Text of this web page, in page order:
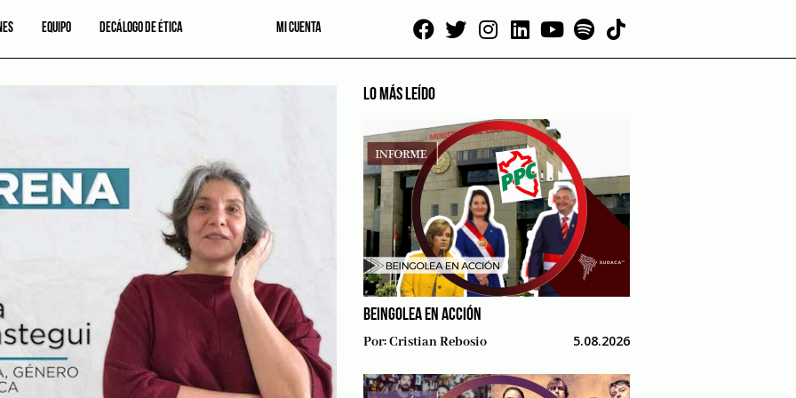
EQUIPO DECÁLOGO DE ÉTICA MI CUENTA
LO MÁS LEÍDO
BEINGOLEA EN ACCIÓN
Por:Cristian Rebosio 5.08.2026